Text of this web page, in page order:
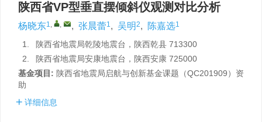
陕西省VP型垂直摆倾斜仪观测对比分析
杨晓东1, , , 张晨蕾1, 吴明2, 陈嘉选1
1.
陕西省地震局乾陵地震台，陕西乾县 713300
2.
陕西省地震局安康地震台，陕西安康 725000
基金项目: 陕西省地震局启航与创新基金课题（QC201909）资
助
详细信息